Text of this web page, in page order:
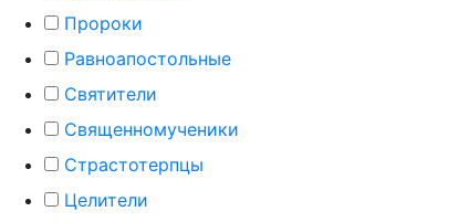
Пророки
Равноапостольные
Святители
Священномученики
Страстотерпцы
Целители